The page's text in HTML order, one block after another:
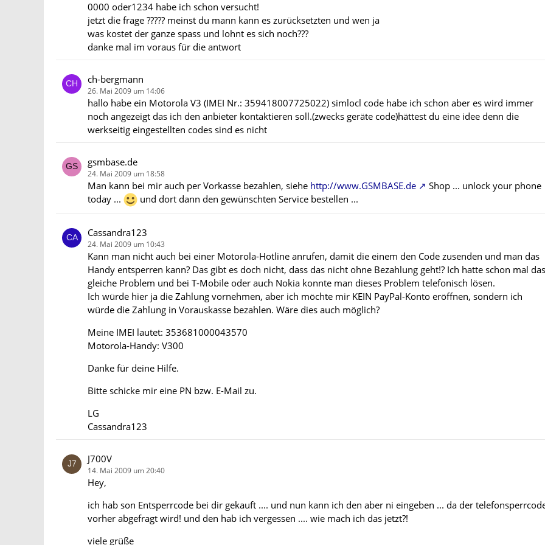
0000 oder1234 habe ich schon versucht!
jetzt die frage ????? meinst du mann kann es zurücksetzten und wen ja
was kostet der ganze spass und lohnt es sich noch???
danke mal im voraus für die antwort
ch-bergmann
26. Mai 2009 um 14:06
hallo habe ein Motorola V3 (IMEI Nr.: 359418007725022) simlocl code habe ich schon aber es wird immer
noch angezeigt das ich den anbieter kontaktieren soll.(zwecks geräte code)hättest du eine idee denn die
werkseitig eingestellten codes sind es nicht
gsmbase.de
24. Mai 2009 um 18:58
Man kann bei mir auch per Vorkasse bezahlen, siehe http://www.GSMBASE.de
Shop ... unlock your phone
today ...
und dort dann den gewünschten Service bestellen ...
Cassandra123
24. Mai 2009 um 10:43
Kann man nicht auch bei einer Motorola-Hotline anrufen, damit die einem den Code zusenden und man das
Handy entsperren kann? Das gibt es doch nicht, dass das nicht ohne Bezahlung geht!? Ich hatte schon mal das
gleiche Problem und bei T-Mobile oder auch Nokia konnte man dieses Problem telefonisch lösen.
Ich würde hier ja die Zahlung vornehmen, aber ich möchte mir KEIN PayPal-Konto eröffnen, sondern ich
würde die Zahlung in Vorauskasse bezahlen. Wäre dies auch möglich?
Meine IMEI lautet: 353681000043570
Motorola-Handy: V300
Danke für deine Hilfe.
Bitte schicke mir eine PN bzw. E-Mail zu.
LG
Cassandra123
J700V
14. Mai 2009 um 20:40
Hey,
ich hab son Entsperrcode bei dir gekauft .... und nun kann ich den aber ni eingeben ... da der
vorher abgefragt wird! und den hab ich vergessen .... wie mach ich das jetzt?!
viele grüße